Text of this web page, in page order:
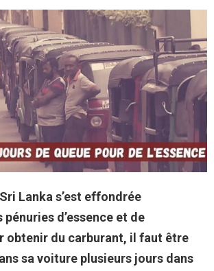
Lanka s’est effondrée
d’essence et de
obtenir du carburant, il faut être
sa voiture plusieurs jours dans